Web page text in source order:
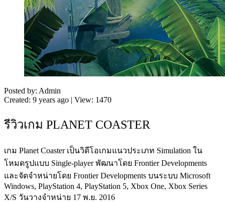
Posted by: Admin
Created: 9 years ago | View: 1470
รีวิวเกม PLANET COASTER
เกม Planet Coaster เป็นวิดีโอเกมแนวประเภท Simulation ใน
โหมดรูปแบบ Single-player พัฒนาโดย Frontier Developments
และจัดจำหน่ายโดย Frontier Developments บนระบบ Microsoft
Windows, PlayStation 4, PlayStation 5, Xbox One, Xbox Series
X/S วันวางจำหน่าย 17 พ.ย. 2016